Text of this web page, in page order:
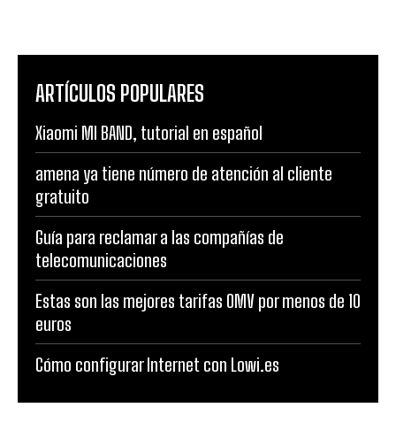
ARTÍCULOS POPULARES
Xiaomi MI BAND, tutorial en español
amena ya tiene número de atención al cliente
gratuito
Guía para reclamar a las compañías de
telecomunicaciones
Estas son las mejores tarifas OMV por menos de 10
euros
Cómo configurar Internet con Lowi.es